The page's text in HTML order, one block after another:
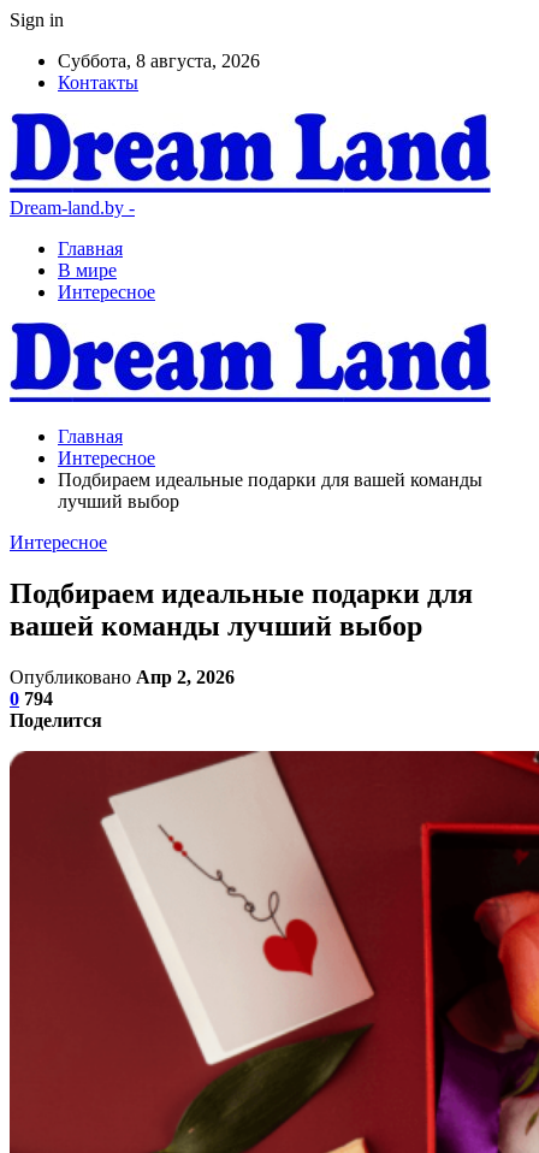
Sign in
Суббота, 8 августа, 2026
Контакты
Dream-land.by -
Главная
В мире
Интересное
Главная
Интересное
Подбираем идеальные подарки для вашей команды
лучший выбор
Интересное
Подбираем идеальные подарки для
вашей команды лучший выбор
Опубликовано Апр 2, 2026
0 794
Поделится